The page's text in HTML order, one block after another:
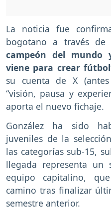
La noticia fue
bogotano a través de
campeón del mundo
viene para crear fútbol
su cuenta de X
“visión, pausa y
aporta el nuevo fichaje.
González ha sido
juveniles de la
las categorías sub-15,
llegada representa
equipo capitalino,
camino tras finalizar
semestre anterior.